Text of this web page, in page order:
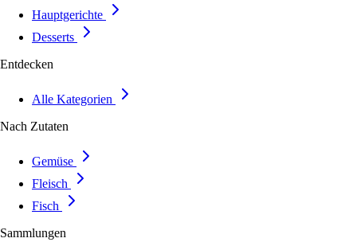
Hauptgerichte
Desserts
Entdecken
Alle Kategorien
Nach Zutaten
Gemüse
Fleisch
Fisch
Sammlungen